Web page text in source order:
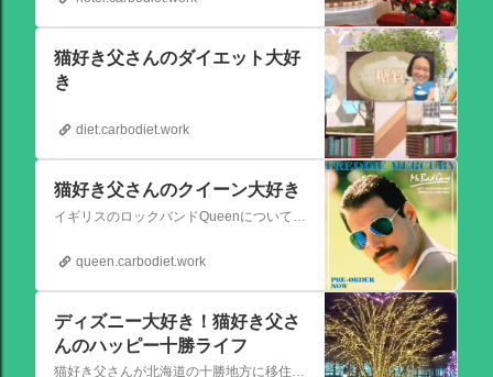
猫好き父さんのダイエット大好
き
diet.carbodiet.work
猫好き父さんのクイーン大好き
イギリスのロックバンドQueenについての情報をアップします。
queen.carbodiet.work
ディズニー大好き！猫好き父さ
んのハッピー十勝ライフ
猫好き父さんが北海道の十勝地方に移住しました。なれない北海道の暮らしについてお伝えします。